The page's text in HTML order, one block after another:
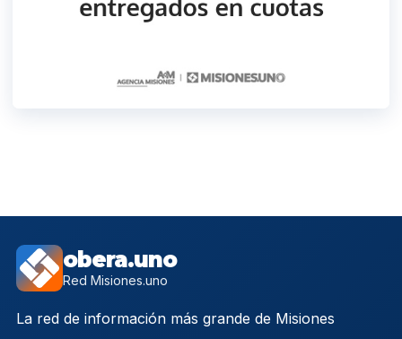
obera.uno
Red Misiones.uno
La red de información más grande de Misiones